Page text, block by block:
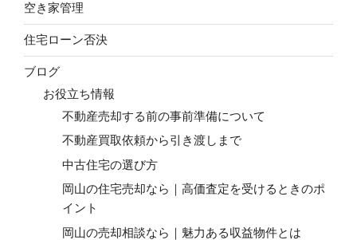
空き家管理
住宅ローン否決
ブログ
お役立ち情報
不動産売却する前の事前準備について
不動産買取依頼から引き渡しまで
中古住宅の選び方
岡山の住宅売却なら｜高価査定を受けるときのポ
イント
岡山の売却相談なら｜魅力ある収益物件とは